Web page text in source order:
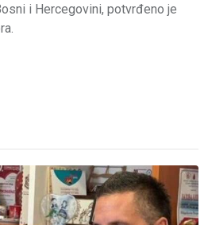
i Hercegovini, potvrđeno je